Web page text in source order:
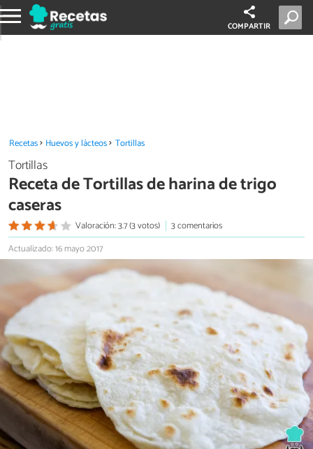
COMPARTIR
Recetas Huevos y lácteos Tortillas
Tortillas
Receta de Tortillas de harina de trigo
caseras
Valoración: 3.7 (3 votos)
3 comentarios
Actualizado: 16 mayo 2017